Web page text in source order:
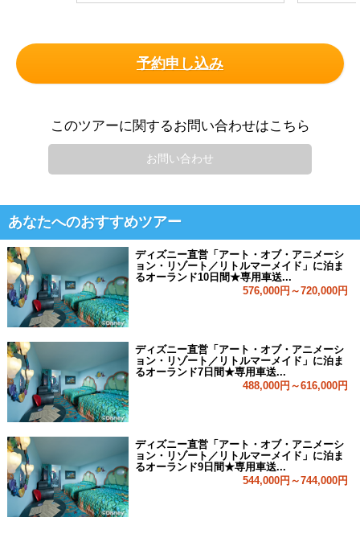
予約申し込み
このツアーに関するお問い合わせはこちら
お問い合わせ
あなたへのおすすめツアー
ディズニー直営「アート・オブ・アニメーシ
ョン・リゾート／リトルマーメイド」に泊ま
るオーランド10日間★専用車送...
576,000円～720,000円
ディズニー直営「アート・オブ・アニメーシ
ョン・リゾート／リトルマーメイド」に泊ま
るオーランド7日間★専用車送...
488,000円～616,000円
ディズニー直営「アート・オブ・アニメーシ
ョン・リゾート／リトルマーメイド」に泊ま
るオーランド9日間★専用車送...
544,000円～744,000円